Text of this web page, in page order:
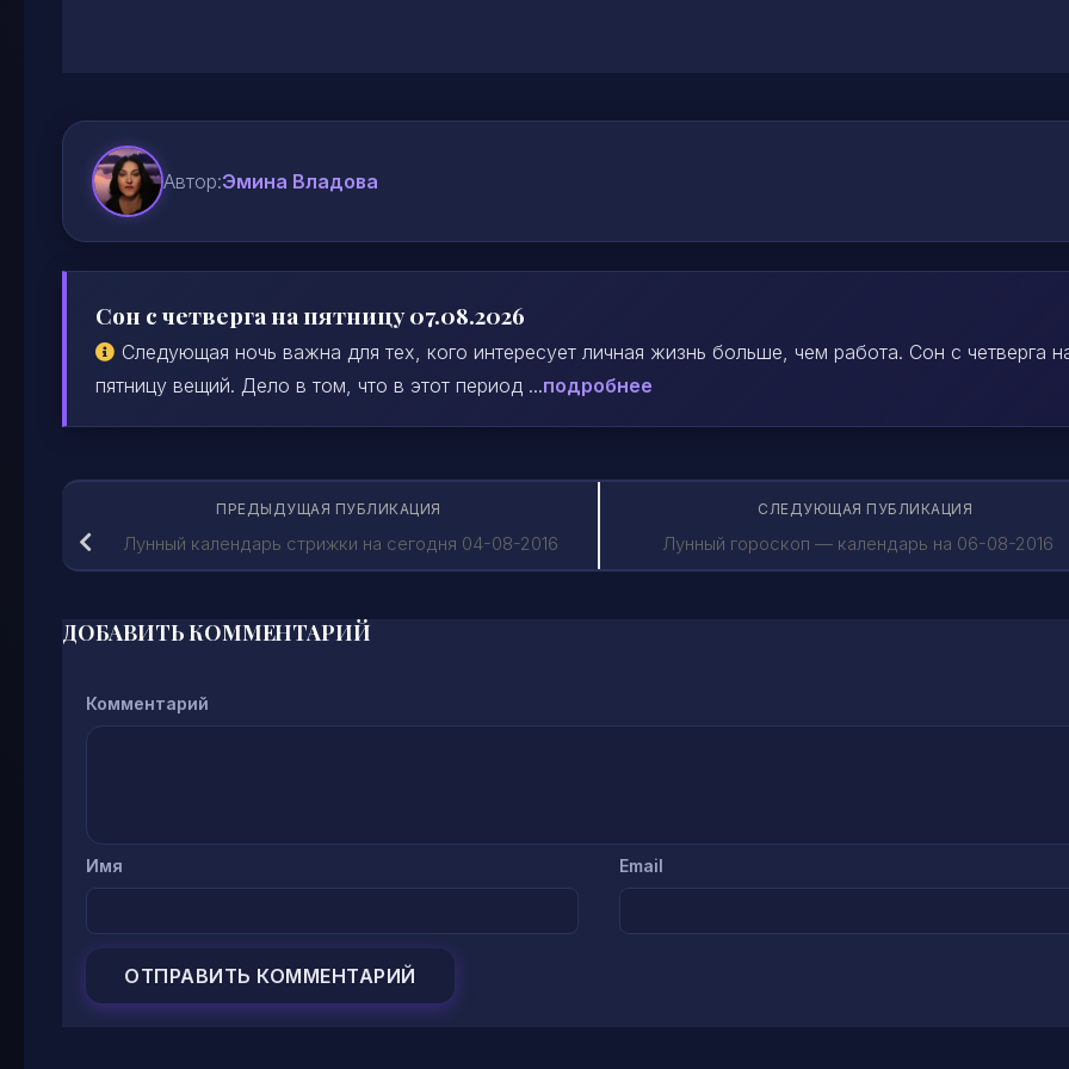
Автор:Эмина Владова
Сон с четверга на пятницу 07.08.2026
Следующая ночь важна для тех, кого интересует личная жизнь больше, чем работа. Сон с четверга
пятницу вещий. Дело в том, что в этот период ...подробнее
СЛЕДУЮЩАЯ ПУБЛИКАЦИЯ
Лунный гороскоп — календарь на 06-08-2016
ПРЕДЫДУЩАЯ ПУБЛИКАЦИЯ
Лунный календарь стрижки на сегодня 04-08-2016
ДОБАВИТЬ КОММЕНТАРИЙ
Комментарий
Имя Email